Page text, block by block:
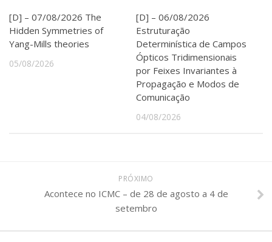
[D] – 07/08/2026 The
Hidden Symmetries of
Yang-Mills theories
05/08/2026
[D] – 06/08/2026
Estruturação
Determinística de Campos
Ópticos Tridimensionais
por Feixes Invariantes à
Propagação e Modos de
Comunicação
04/08/2026
PRÓXIMO
Acontece no ICMC – de 28 de agosto a 4 de
setembro